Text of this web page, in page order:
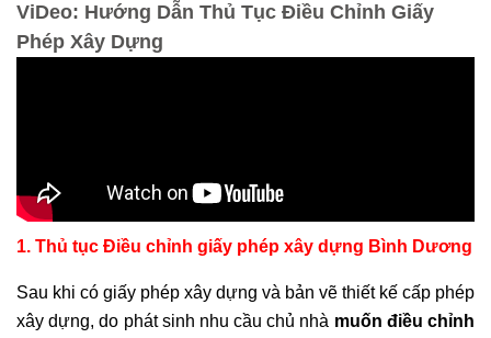
ViDeo: Hướng Dẫn Thủ Tục Điều Chỉnh Giấy
Phép Xây Dựng
1. Thủ tục Điều chỉnh giấy phép xây dựng Bình Dương
Sau khi có giấy phép xây dựng và bản vẽ thiết kế cấp phép
xây dựng, do phát sinh nhu cầu chủ nhà muốn điều chỉnh